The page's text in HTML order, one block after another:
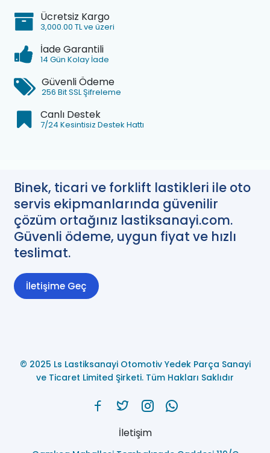
Ücretsiz Kargo
3,000.00 TL ve üzeri
İade Garantili
14 Gün Kolay İade
Güvenli Ödeme
256 Bit SSL Şifreleme
Canlı Destek
7/24 Kesintisiz Destek Hattı
Binek, ticari ve forklift lastikleri ile oto
servis ekipmanlarında güvenilir
çözüm ortağınız lastiksanayi.com.
Güvenli ödeme, uygun fiyat ve hızlı
teslimat.
İletişime Geç
© 2025 Ls Lastiksanayi Otomotiv Yedek Parça Sanayi
ve Ticaret Limited Şirketi. Tüm Hakları Saklıdır
İletişim